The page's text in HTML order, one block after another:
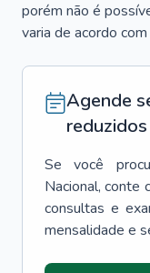
porém não é
varia de acordo
Agende
reduzidos
Se você
Nacional, conte
consultas e
mensalidade e